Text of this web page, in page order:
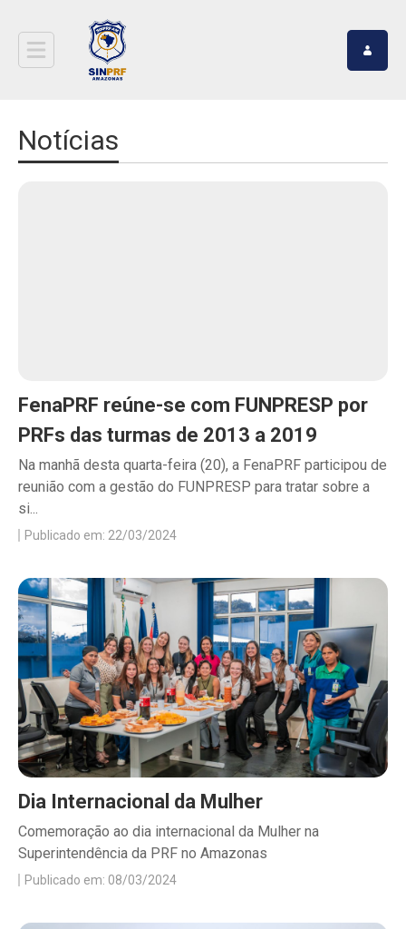
Notícias
FenaPRF reúne-se com FUNPRESP por
PRFs das turmas de 2013 a 2019
Na manhã desta quarta-feira (20), a FenaPRF participou de
reunião com a gestão do FUNPRESP para tratar sobre a
si...
Publicado em: 22/03/2024
Dia Internacional da Mulher
Comemoração ao dia internacional da Mulher na
Superintendência da PRF no Amazonas
Publicado em: 08/03/2024